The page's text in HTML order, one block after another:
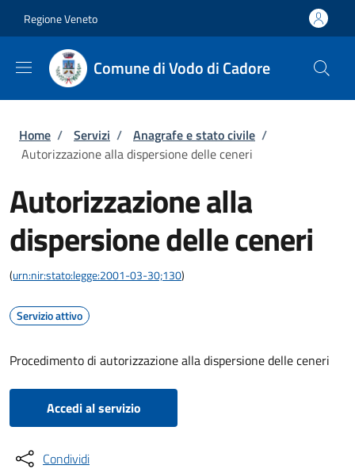
Regione Veneto
Comune di Vodo di Cadore
Briciole di pane
Home / Servizi / Anagrafe e stato civile /
Autorizzazione alla dispersione delle ceneri
Autorizzazione alla
dispersione delle ceneri
(urn:nir:stato:legge:2001-03-30;130)
Servizio attivo
Procedimento di autorizzazione alla dispersione delle ceneri
Accedi al servizio
Condividi